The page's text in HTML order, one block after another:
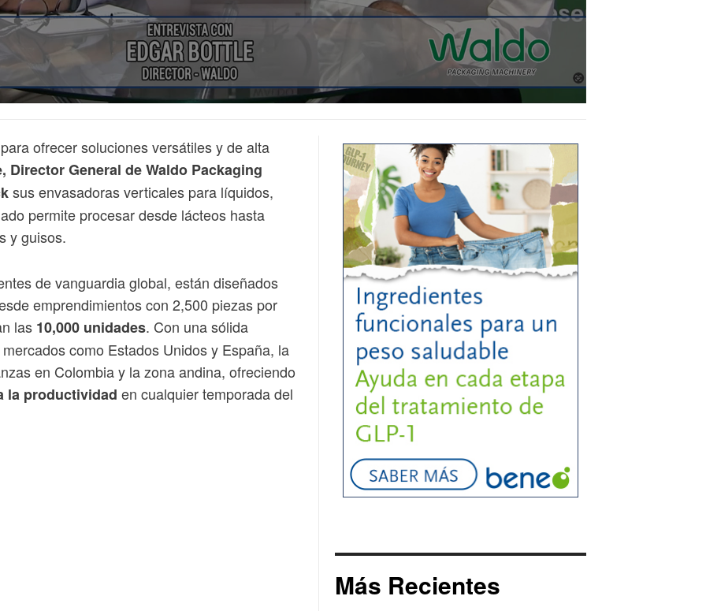
ofrecer soluciones versátiles y de alta
Director General de Waldo Packaging
sus envasadoras verticales para líquidos,
permite procesar desde lácteos hasta
y guisos.
de vanguardia global, están diseñados
emprendimientos con 2,500 piezas por
las 10,000 unidades. Con una sólida
como Estados Unidos y España, la
en Colombia y la zona andina, ofreciendo
la productividad en cualquier temporada del
Más Recientes